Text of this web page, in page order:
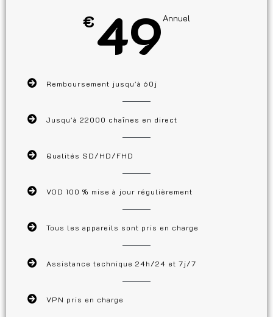
€49Annuel
Remboursement jusqu'à 60j
Jusqu'à 22000 chaînes en direct
Qualités SD/HD/FHD
VOD 100 % mise à jour régulièrement
Tous les appareils sont pris en charge
Assistance technique 24h/24 et 7j/7
VPN pris en charge